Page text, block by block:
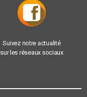
Suivez notre actualité
sur les réseaux sociaux